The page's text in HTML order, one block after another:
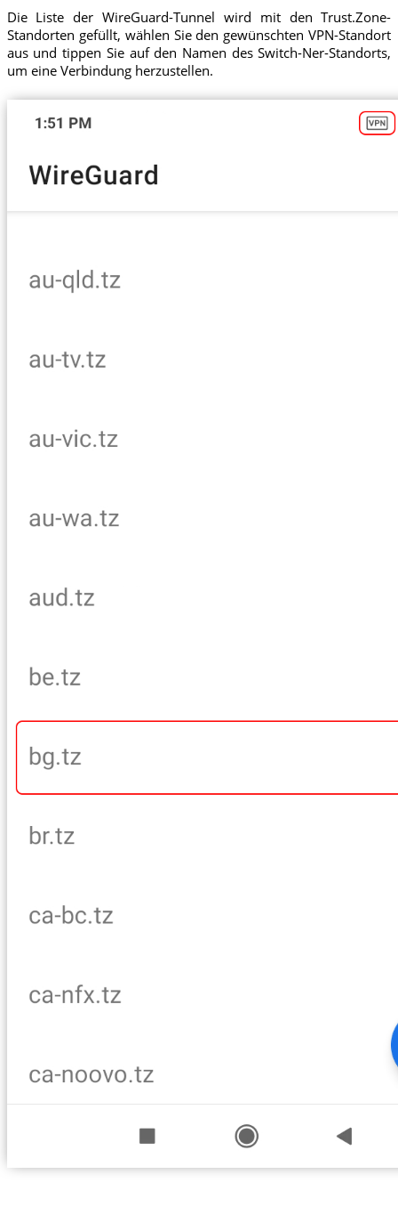
Die Liste der WireGuard-Tunnel wird mit den Trust.Zone-
Standorten gefüllt, wählen Sie den gewünschten VPN-Standort
aus und tippen Sie auf den Namen des Switch-Ner-Standorts,
um eine Verbindung herzustellen.